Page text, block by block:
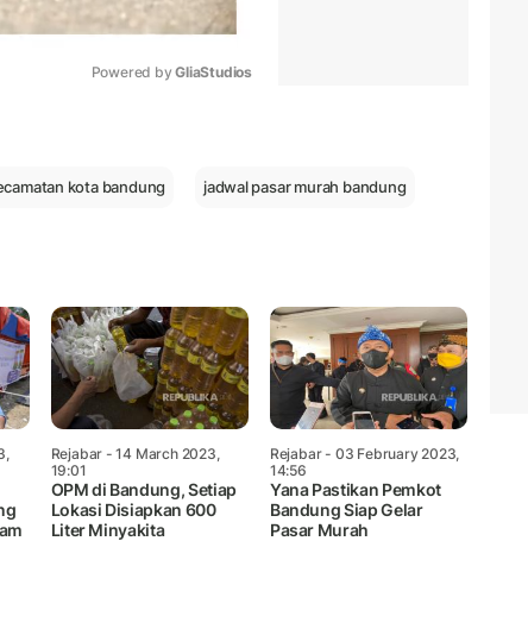
Powered by GliaStudios
kota bandung jadwal pasar murah bandung
Rejabar - 14 March 2023,
19:01
OPM di Bandung, Setiap
Lokasi Disiapkan 600
Liter Minyakita
Rejabar- 03 February 2023,
14:56
Yana Pastikan Pemkot
Bandung Siap Gelar
Pasar Murah